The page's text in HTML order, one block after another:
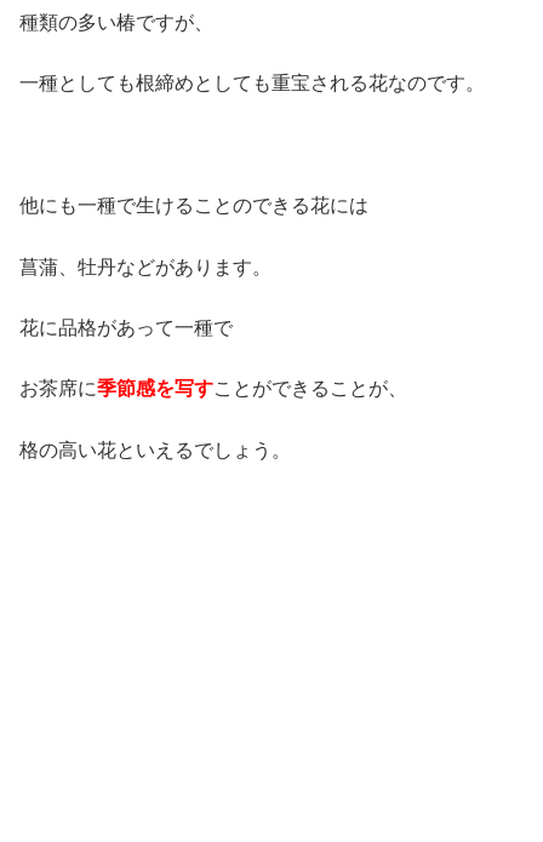
種類の多い椿ですが、
一種としても根締めとしても重宝される花なのです。
他にも一種で生けることのできる花には
菖蒲、牡丹などがあります。
花に品格があって一種で
お茶席に季節感を写すことができることが、
格の高い花といえるでしょう。